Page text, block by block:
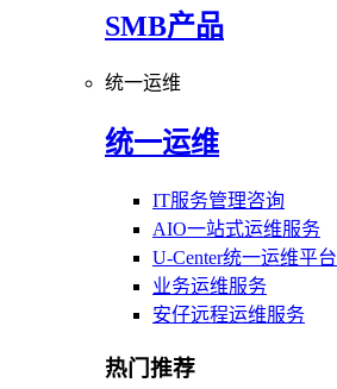
SMB产品
统一运维
统一运维
IT服务管理咨询
AIO一站式运维服务
U-Center统一运维平台
业务运维服务
安仔远程运维服务
热门推荐